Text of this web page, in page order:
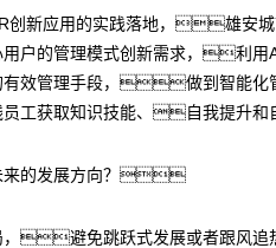
新应用的实践落地，雄安
户的管理模式创新需求，利
有效管理手段，做到智
员工获取知识技能、自我提升
来的发展方向？
避免跳跃式发展或者跟风